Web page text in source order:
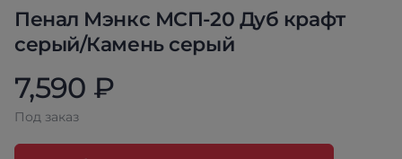
Пенал Мэнкс МСП-20 Дуб крафт
серый/Камень серый
7,590 ₽
Под заказ